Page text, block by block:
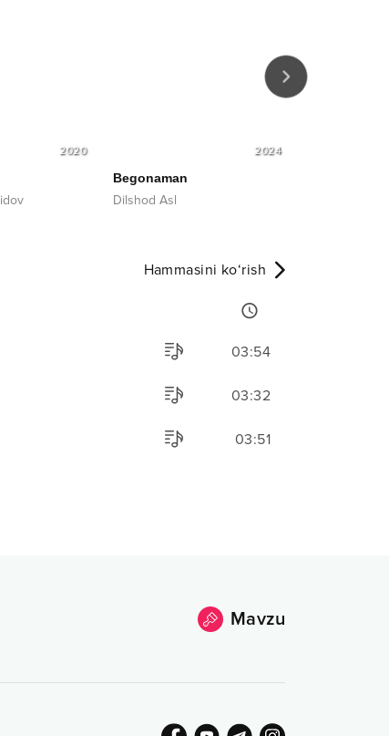
2020 2024
Begonaman
Dilshod Asl
Hammasini ko‘rish
03:54
03:32
03:51
Mavzu